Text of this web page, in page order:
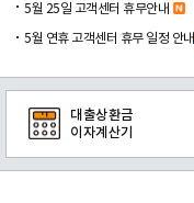
5월 25일 고객센터 휴무안내
5월 연휴 고객센터 휴무 일정 안내
대출상환금
이자계산기